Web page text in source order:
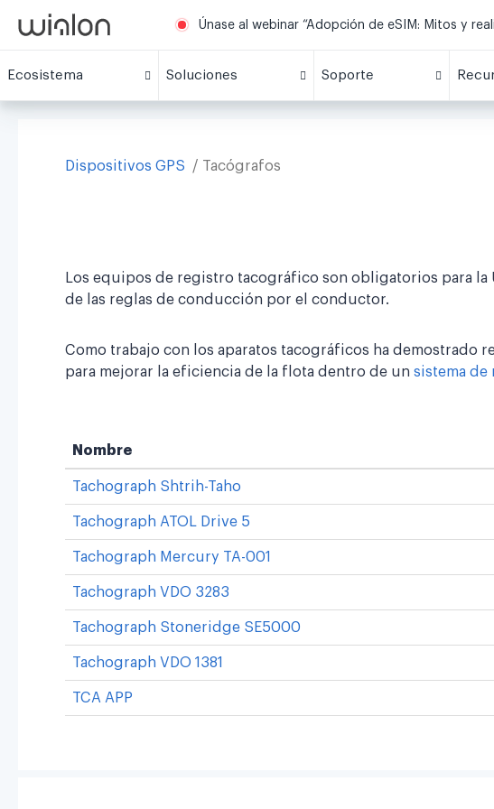
Únase al webinar “Adopción de eSIM: Mitos y
Ecosistema Soluciones Soporte
Dispositivos GPS Tacógrafos
Los equipos de registro tacográfico son obligatorios para
de las reglas de conducción por el conductor.
Como trabajo con los aparatos tacográficos ha demostrado
para mejorar la eficiencia de la flota dentro de un sistema
Nombre
Tachograph Shtrih-Taho
Tachograph ATOL Drive 5
Tachograph Mercury TA-001
Tachograph VDO 3283
Tachograph Stoneridge SE5000
Tachograph VDO 1381
TCA APP